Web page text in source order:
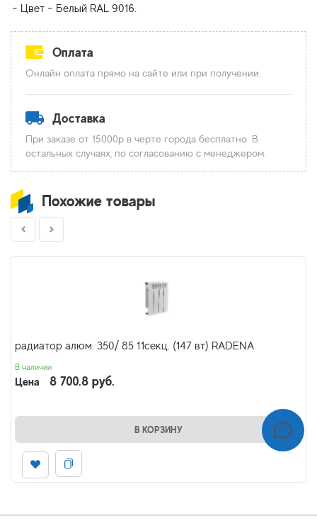
Оплата
Онлайн оплата прямо на сайте или при получении.
Доставка
При заказе от 15000р в черте города бесплатно. В
остальных случаях, по согласованию с менеджером.
Похожие товары
радиатор алюм. 350/ 85 11секц. (147 вт) RADENA
В наличии
Цена 8 700.8 руб.
В КОРЗИНУ